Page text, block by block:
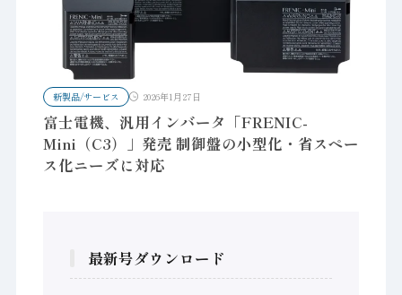
新製品/サービス 2026年1月27日
富士電機、汎用インバータ「FRENIC-
Mini（C3）」発売 制御盤の小型化・省スペー
ス化ニーズに対応
最新号ダウンロード